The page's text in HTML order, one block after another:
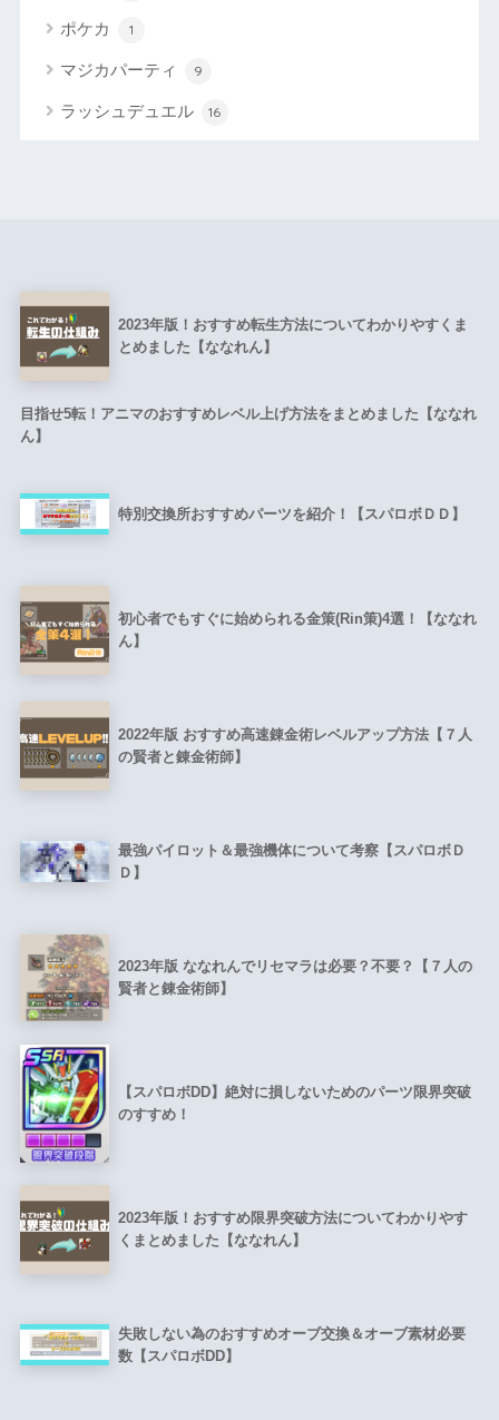
ポケカ 1
マジカパーティ 9
ラッシュデュエル 16
2023年版！おすすめ転生方法についてわかりやすくま
とめました【ななれん】
目指せ5転！アニマのおすすめレベル上げ方法をまとめました【ななれ
ん】
特別交換所おすすめパーツを紹介！【スパロボＤＤ】
初心者でもすぐに始められる金策(Rin策)4選！【ななれ
ん】
2022年版 おすすめ高速錬金術レベルアップ方法【７人
の賢者と錬金術師】
最強パイロット＆最強機体について考察【スパロボＤ
Ｄ】
2023年版 ななれんでリセマラは必要？不要？【７人の
賢者と錬金術師】
【スパロボDD】絶対に損しないためのパーツ限界突破
のすすめ！
2023年版！おすすめ限界突破方法についてわかりやす
くまとめました【ななれん】
失敗しない為のおすすめオーブ交換＆オーブ素材必要
数【スパロボDD】